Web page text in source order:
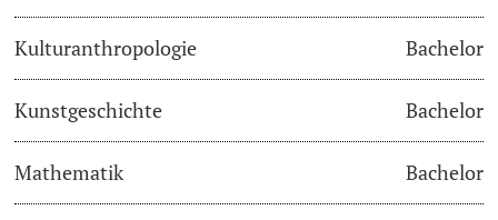
Inclusive University
Support Services Guide
Learning & Teaching
AI in learning and teaching
Kulturanthropologie Bachelor
Kunstgeschichte Bachelor
Mathematik Bachelor